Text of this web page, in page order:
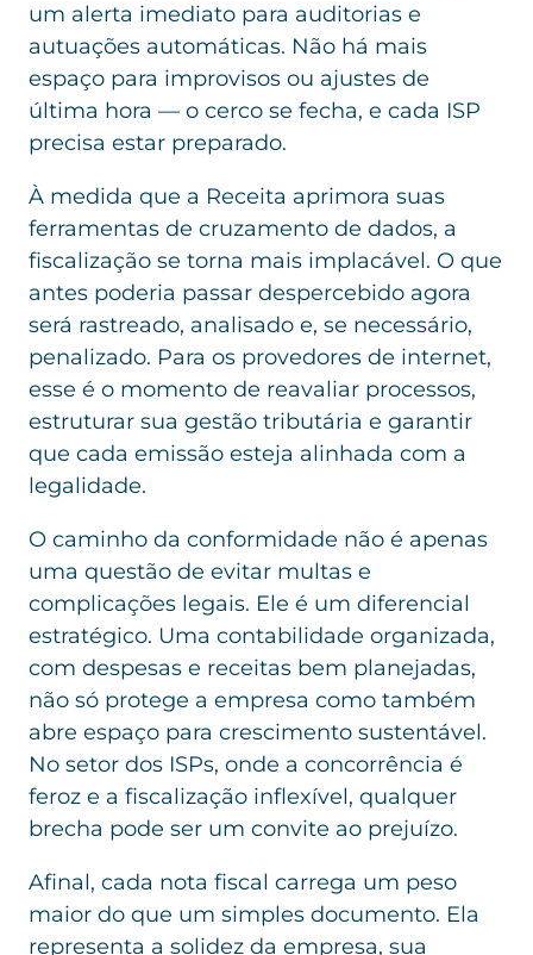
um alerta imediato para auditorias e
autuações automáticas. Não há mais
espaço para improvisos ou ajustes de
última hora — o cerco se fecha, e cada ISP
precisa estar preparado.
À medida que a Receita aprimora suas
ferramentas de cruzamento de dados, a
fiscalização se torna mais implacável. O que
antes poderia passar despercebido agora
será rastreado, analisado e, se necessário,
penalizado. Para os provedores de internet,
esse é o momento de reavaliar processos,
estruturar sua gestão tributária e garantir
que cada emissão esteja alinhada com a
legalidade.
O caminho da conformidade não é apenas
uma questão de evitar multas e
complicações legais. Ele é um diferencial
estratégico. Uma contabilidade organizada,
com despesas e receitas bem planejadas,
não só protege a empresa como também
abre espaço para crescimento sustentável.
No setor dos ISPs, onde a concorrência é
feroz e a fiscalização inflexível, qualquer
brecha pode ser um convite ao prejuízo.
Afinal, cada nota fiscal carrega um peso
maior do que um simples documento. Ela
representa a solidez da empresa, sua